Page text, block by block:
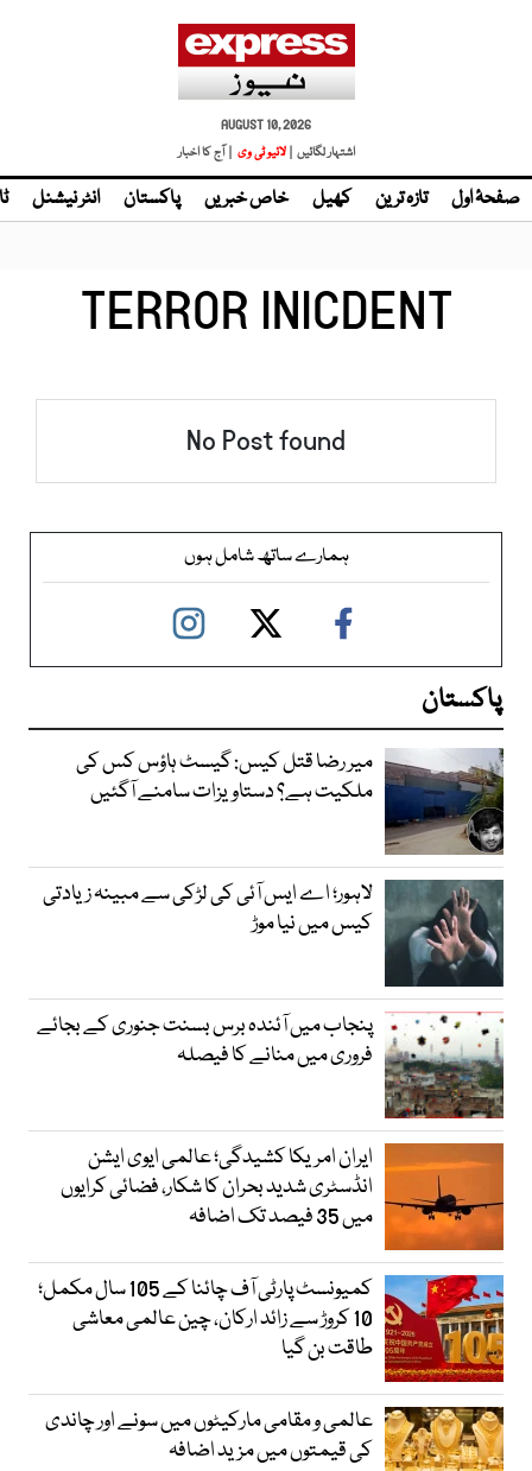
AUGUST 10, 2026
اشتہار لگائیں | لائیو ٹی وی | آج کا اخبار
صفحۂ اول تازہ ترین کھیل خاص خبریں پاکستان انٹر نیشنل
TERROR INICDENT
No Post found
ہمارے ساتھ شامل ہوں
پاکستان
میر رضا قتل کیس: گیسٹ ہاؤس کس کی
ملکیت ہے؟ دستاویزات سامنے آگئیں
لاہور؛ اے ایس آئی کی لڑکی سے مبینہ زیادتی
کیس میں نیا موڑ
پنجاب میں آئندہ برس بسنت جنوری کے بجائے
فروری میں منانے کا فیصلہ
ایران امریکا کشیدگی؛ عالمی ایوی ایشن
انڈسٹری شدید بحران کا شکار، فضائی کرایوں
میں 35 فیصد تک اضافہ
کمیونسٹ پارٹی آف چائنا کے 105 سال مکمل؛
10 کروڑ سے زائد ارکان، چین عالمی معاشی
طاقت بن گیا
عالمی و مقامی مارکیٹوں میں سونے اور چاندی
کی قیمتوں میں مزید اضافہ